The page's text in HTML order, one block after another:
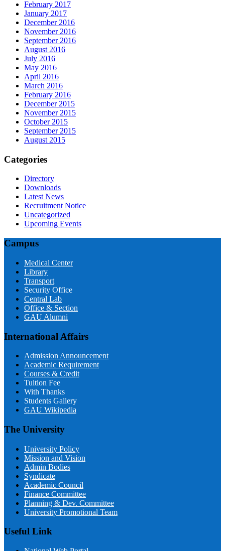
February 2017
January 2017
December 2016
November 2016
September 2016
August 2016
July 2016
May 2016
April 2016
March 2016
February 2016
December 2015
November 2015
October 2015
September 2015
August 2015
Categories
Directory
Downloads
Latest News
Recruitment Notice
Uncategorized
Upcoming Events
Campus
Medical Center
Library
Transport
Security Office
Central Lab
Office & Section
GAU Alumni
International Affairs
Admission Announcement
Academic Requirement
Courses & Credit
Tuition Fee
With Thanks
Students Gallery
GAU Wikipedia
The University
University Policy
Mission and Vision
Admin Bodies
Syndicate
Academic Council
Finance Committee
Planning & Dev. Committee
University Promotional Team
Useful Link